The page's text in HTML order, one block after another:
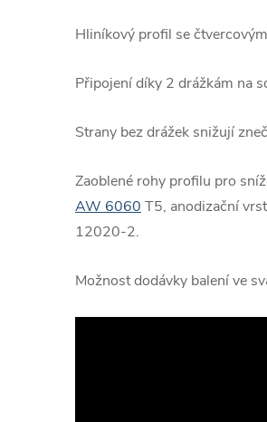
Hliníkový profil se
Připojení díky 2 drážkám na
Strany bez drážek snižují
Zaoblené rohy profilu pro
AW 6060 T5, anodizační
12020-2.
Možnost dodávky balení ve